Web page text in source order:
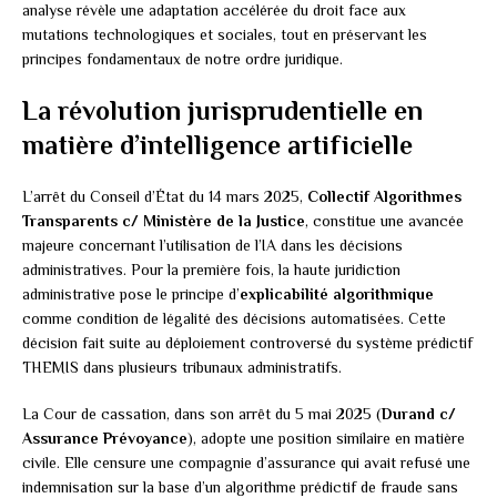
analyse révèle une adaptation accélérée du droit face aux
mutations technologiques et sociales, tout en préservant les
principes fondamentaux de notre ordre juridique.
La révolution jurisprudentielle en
matière d’intelligence artificielle
L’arrêt du Conseil d’État du 14 mars 2025, Collectif Algorithmes
Transparents c/ Ministère de la Justice, constitue une avancée
majeure concernant l’utilisation de l’IA dans les décisions
administratives. Pour la première fois, la haute juridiction
administrative pose le principe d’explicabilité algorithmique
comme condition de légalité des décisions automatisées. Cette
décision fait suite au déploiement controversé du système prédictif
THEMIS dans plusieurs tribunaux administratifs.
La Cour de cassation, dans son arrêt du 5 mai 2025 (Durand c/
Assurance Prévoyance), adopte une position similaire en matière
civile. Elle censure une compagnie d’assurance qui avait refusé une
indemnisation sur la base d’un algorithme prédictif de fraude sans